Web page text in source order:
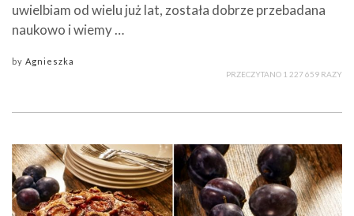
uwielbiam od wielu już lat, została dobrze przebadana
naukowo i wiemy …
by Agnieszka
PRZECZYTANO 1 227 659 RAZY